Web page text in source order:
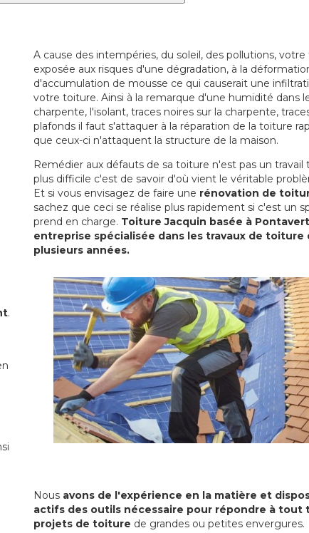
A cause des intempéries, du soleil, des pollutions,
exposée aux risques d'une dégradation, à la
d'accumulation de mousse ce qui causerait une
votre toiture. Ainsi à la remarque d'une humidité dans
charpente, l'isolant, traces noires sur la charpente,
plafonds il faut s'attaquer à la réparation de la toiture
que ceux-ci n'attaquent la structure de la maison.
Remédier aux défauts de sa toiture n'est pas un travail
plus difficile c'est de savoir d'où vient le véritable
Et si vous envisagez de faire une rénovation de
sachez que ceci se réalise plus rapidement si c'est un
prend en charge. Toiture Jacquin basée à
entreprise spécialisée dans les travaux de toiture
plusieurs années.
.
Nous avons de l'expérience en la matière et
actifs des outils nécessaire pour répondre à tout
projets de toiture de grandes ou petites envergures.